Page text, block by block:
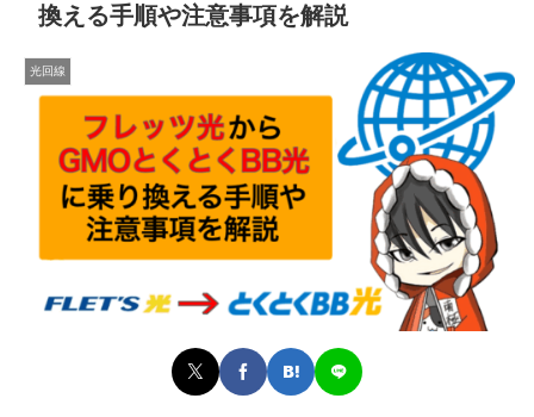
換える手順や注意事項を解説
光回線